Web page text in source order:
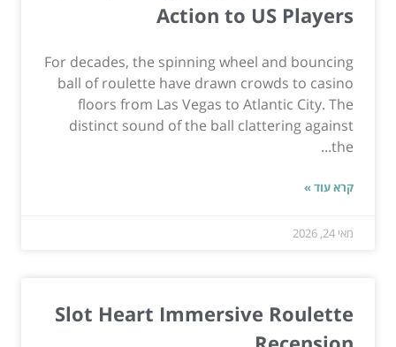
Action to US Players
For decades, the spinning wheel and bouncing
ball of roulette have drawn crowds to casino
floors from Las Vegas to Atlantic City. The
distinct sound of the ball clattering against
the...
קרא עוד »
מאי 24, 2026
Slot Heart Immersive Roulette